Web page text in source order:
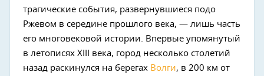
трагические события, развернувшиеся подо
Ржевом в середине прошлого века, — лишь часть
его многовековой истории. Впервые упомянутый
в летописях XIII века, город несколько столетий
назад раскинулся на берегах Волги, в 200 км от